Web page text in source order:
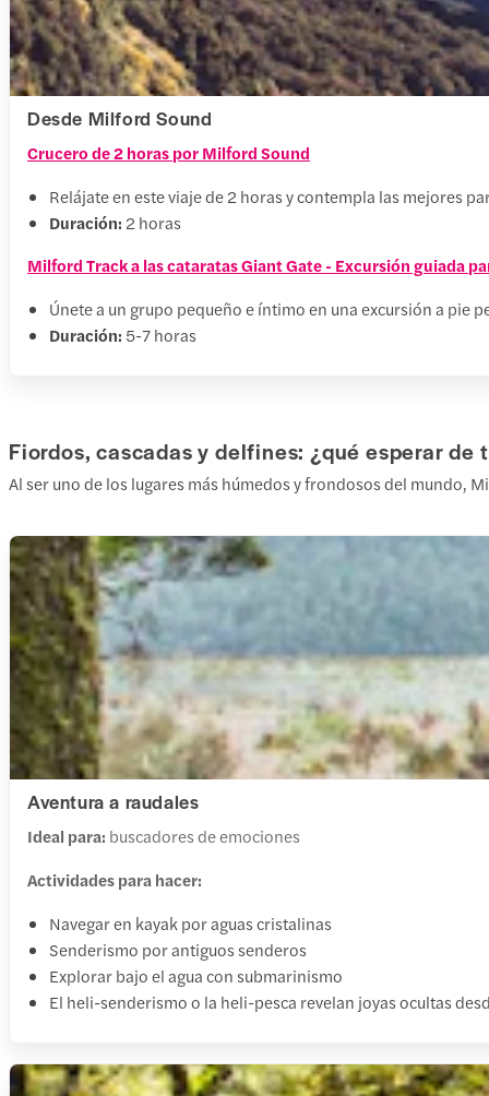
Desde Milford Sound
Crucero de 2 horas por Milford Sound
Relájate en este viaje de 2 horas y contempla las mejores
Duración: 2 horas
Milford Track a las cataratas Giant Gate - Excursión guiada
Únete a un grupo pequeño e íntimo en una excursión a pie
Duración: 5-7 horas
Fiordos, cascadas y delfines: ¿qué esperar
Al ser uno de los lugares más húmedos y frondosos del mundo,
Aventura a raudales
Ideal para: buscadores de emociones
Actividades para hacer:
Navegar en kayak por aguas cristalinas
Senderismo por antiguos senderos
Explorar bajo el agua con submarinismo
El heli-senderismo o la heli-pesca revelan joyas ocultas